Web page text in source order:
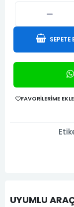
SEPETE
FAVORILERIME EKLE
UYUMLU